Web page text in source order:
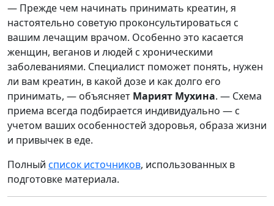
— Прежде чем начинать принимать креатин, я
настоятельно советую проконсультироваться с
вашим лечащим врачом. Особенно это касается
женщин, веганов и людей с хроническими
заболеваниями. Специалист поможет понять, нужен
ли вам креатин, в какой дозе и как долго его
принимать, — объясняет Марият Мухина. — Схема
приема всегда подбирается индивидуально — с
учетом ваших особенностей здоровья, образа жизни
и привычек в еде.
Полный список источников, использованных в
подготовке материала.